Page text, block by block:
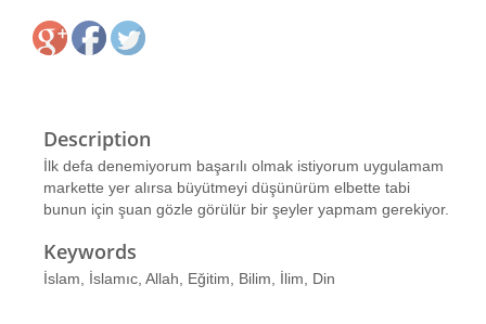
Description
İlk defa denemiyorum başarılı olmak istiyorum uygulamam
markette yer alırsa büyütmeyi düşünürüm elbette tabi
bunun için şuan gözle görülür bir şeyler yapmam gerekiyor.
Keywords
İslam, İslamıc, Allah, Eğitim, Bilim, İlim, Din